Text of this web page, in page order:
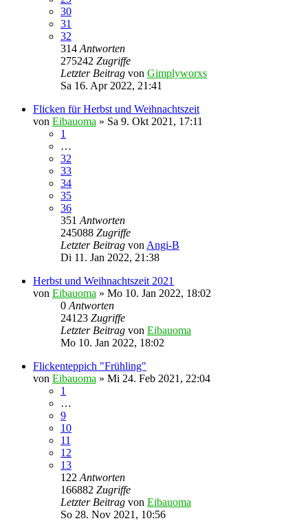
30
31
32
314 Antworten
275242 Zugriffe
Letzter Beitrag von Gimplyworxs
Sa 16. Apr 2022, 21:41
Flicken für Herbst und Weihnachtszeit
von Eibauoma » Sa 9. Okt 2021, 17:11
1
…
32
33
34
35
36
351 Antworten
245088 Zugriffe
Letzter Beitrag von Angi-B
Di 11. Jan 2022, 21:38
Herbst und Weihnachtszeit 2021
von Eibauoma » Mo 10. Jan 2022, 18:02
0 Antworten
24123 Zugriffe
Letzter Beitrag von Eibauoma
Mo 10. Jan 2022, 18:02
Flickenteppich "Frühling"
von Eibauoma » Mi 24. Feb 2021, 22:04
1
…
9
10
11
12
13
122 Antworten
166882 Zugriffe
Letzter Beitrag von Eibauoma
So 28. Nov 2021, 10:56